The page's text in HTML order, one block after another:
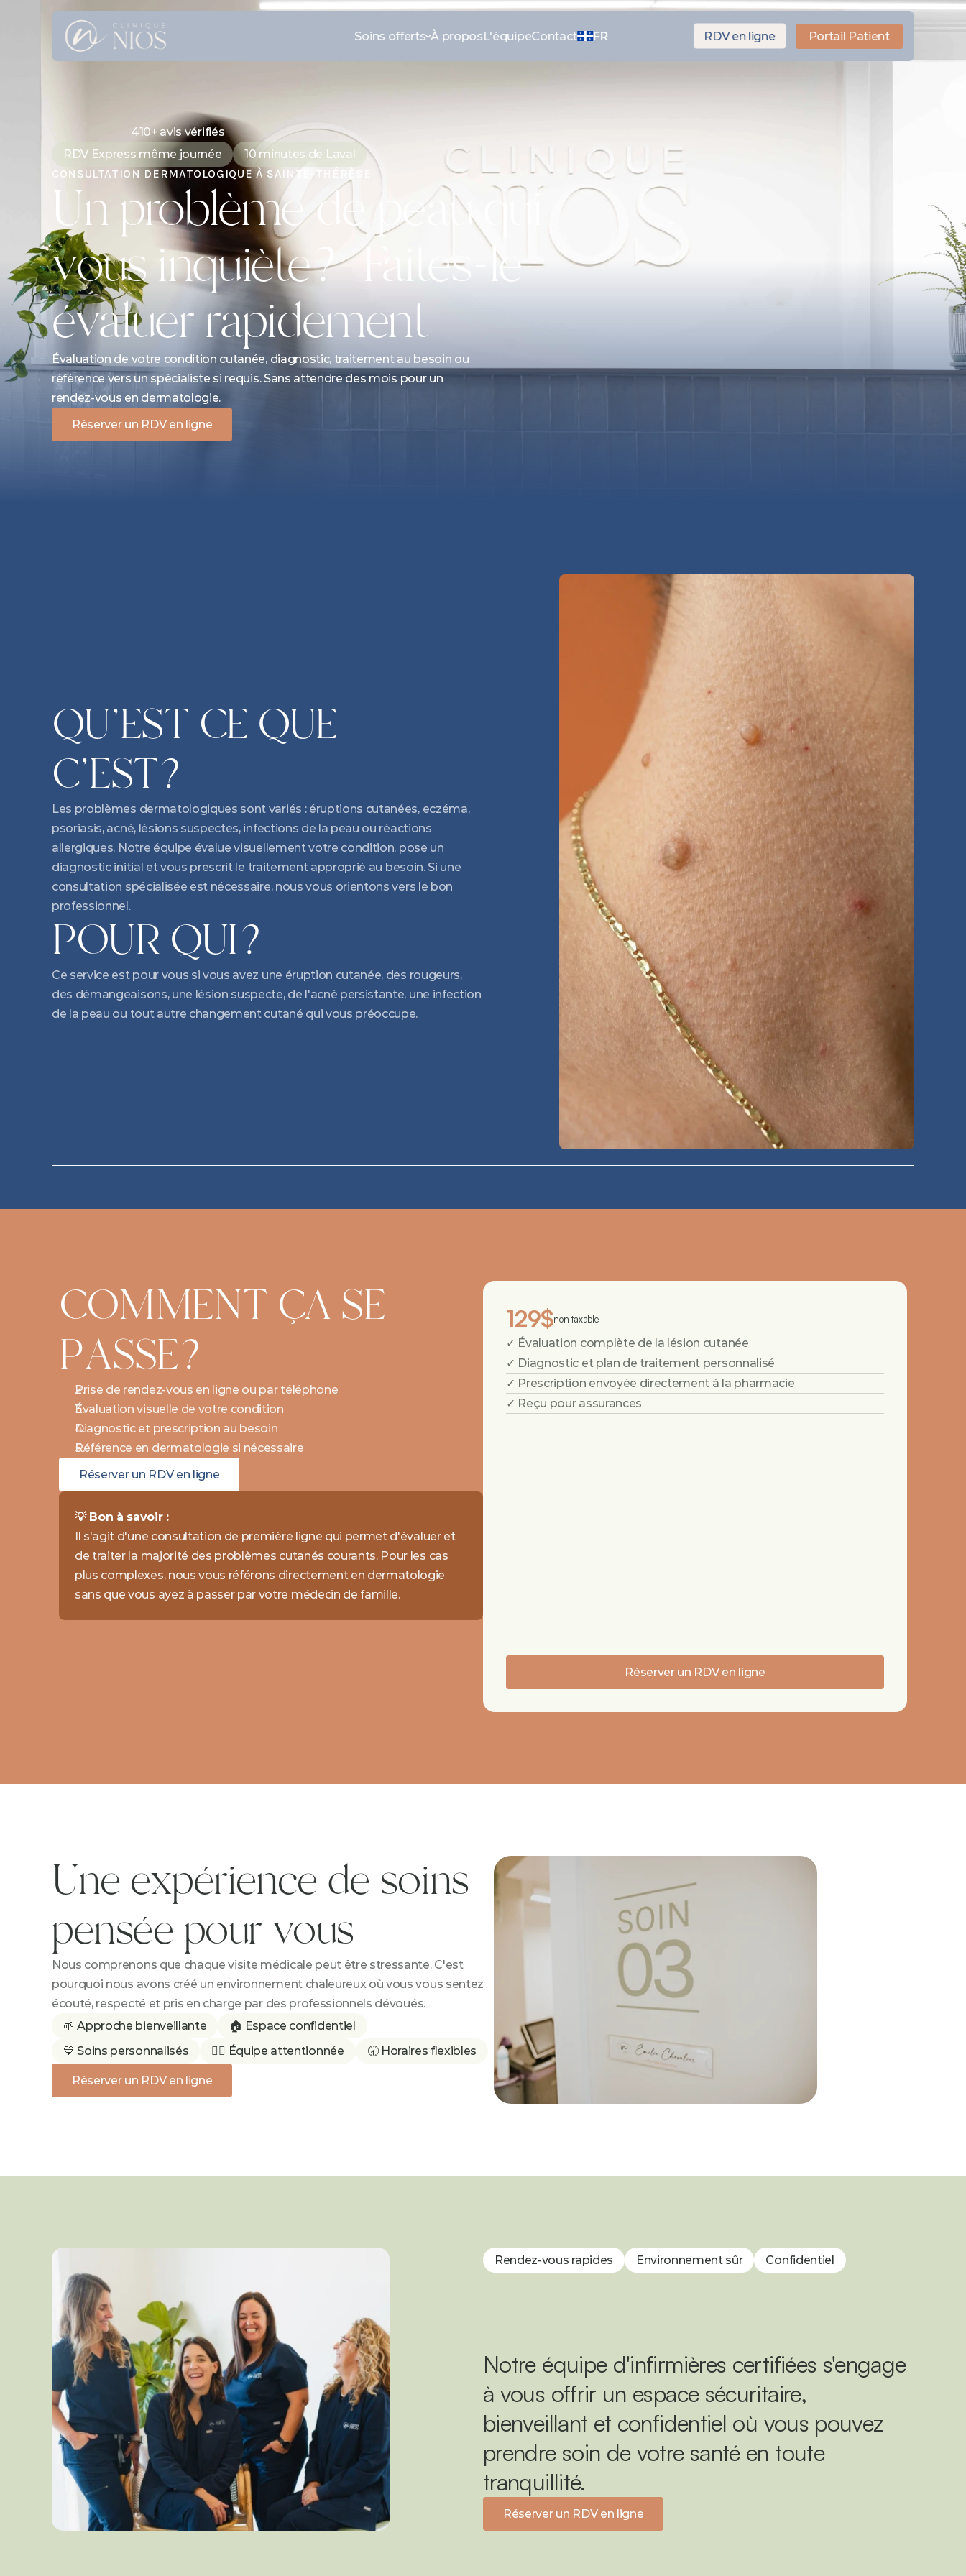
Soins offerts À proposL'équipeContact FR Portail Patient
RDV en ligne
410+ avis vérifiés
RDV Express même journée
10 minutes de Laval
CONSULTATION DERMATOLOGIQUE À SAINTE-THÉRÈSE
Un problème de peau qui
vous inquiète? Faites-le
évaluer rapidement
Évaluation de votre condition cutanée, diagnostic, traitement au besoin ou
référence vers un spécialiste si requis. Sans attendre des mois pour un
rendez-vous en dermatologie.
Réserver un RDV en ligne
QU'EST CE QUE
C'EST?
Les problèmes dermatologiques sont variés : éruptions cutanées, eczéma,
psoriasis, acné, lésions suspectes, infections de la peau ou réactions
allergiques. Notre équipe évalue visuellement votre condition, pose un
diagnostic initial et vous prescrit le traitement approprié au besoin. Si une
consultation spécialisée est nécessaire, nous vous orientons vers le bon
professionnel.
POUR QUI?
Ce service est pour vous si vous avez une éruption cutanée, des rougeurs,
des démangeaisons, une lésion suspecte, de l'acné persistante, une infection
de la peau ou tout autre changement cutané qui vous préoccupe.
COMMENT ÇA SE
PASSE?
Prise de rendez-vous en ligne ou par téléphone
Évaluation visuelle de votre condition
Diagnostic et prescription au besoin
Référence en dermatologie si nécessaire
Réserver un RDV en ligne
💡 Bon à savoir :
Il s'agit d'une consultation de première ligne qui permet d'évaluer et
de traiter la majorité des problèmes cutanés courants. Pour les cas
plus complexes, nous vous référons directement en dermatologie
sans que vous ayez à passer par votre médecin de famille.
129$non taxable
✓ Évaluation complète de la lésion cutanée
✓ Diagnostic et plan de traitement personnalisé
✓ Prescription envoyée directement à la pharmacie
✓ Reçu pour assurances
Réserver un RDV en ligne
Une expérience de soins
pensée pour vous
Nous comprenons que chaque visite médicale peut être stressante. C'est
pourquoi nous avons créé un environnement chaleureux où vous vous sentez
écouté, respecté et pris en charge par des professionnels dévoués.
🌱 Approche bienveillante
🏠 Espace confidentiel
💙 Soins personnalisés
👩‍⚕️ Équipe attentionnée 🕣 Horaires flexibles
Réserver un RDV en ligne
Rendez-vous rapides Environnement sûr Confidentiel
Notre équipe d'infirmières certifiées s'engage
à vous offrir un espace sécuritaire,
bienveillant et confidentiel où vous pouvez
prendre soin de votre santé en toute
tranquillité.
Réserver un RDV en ligne